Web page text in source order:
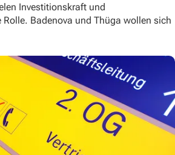
Investitionskraft und
Badenova und Thüga wollen sich